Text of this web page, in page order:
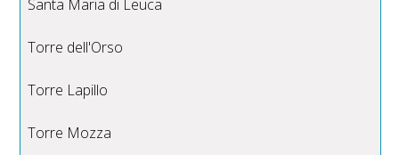
Santa Maria di Leuca
Torre dell'Orso
Torre Lapillo
Torre Mozza